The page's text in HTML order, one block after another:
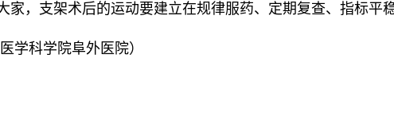
家，支架术后的运动要建立在规律服药、定期复查、指标平
学科学院阜外医院）